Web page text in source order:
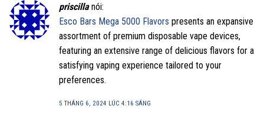
priscilla nói:
Esco Bars Mega 5000 Flavors presents an expansive
assortment of premium disposable vape devices,
featuring an extensive range of delicious flavors for a
satisfying vaping experience tailored to your
preferences.
5 THÁNG 6, 2024 LÚC 4:16 SÁNG